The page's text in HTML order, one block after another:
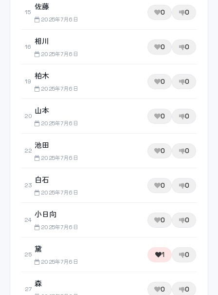
15
佐藤
2025年7月6日
0 0
16
相川
2025年7月6日
0 0
19
柏木
2025年7月6日
0 0
20
山本
2025年7月6日
0 0
22
池田
2025年7月6日
0 0
23
白石
2025年7月6日
0 0
24
小日向
2025年7月6日
0 0
25
黛
2025年7月6日
1 0
27
森
0 0